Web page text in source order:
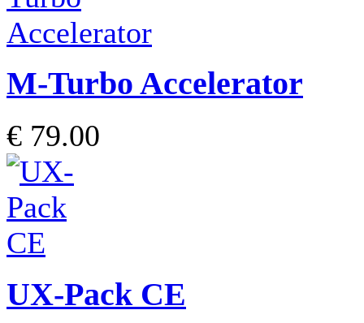
M-Turbo Accelerator
€ 79.00
UX-Pack CE